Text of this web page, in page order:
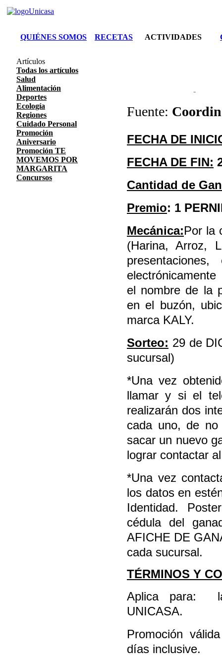
QUIÉNES SOMOS RECETAS ACTIVIDADES
Artículos
Todas los artículos
Salud
Alimentación
Deportes
Ecología
Regiones
Cuidado Personal
Promoción
Aniversario
Promoción TE
MOVEMOS POR
MARGARITA
Concursos
-
Fuente:
FECHA DE
FECHA DE FIN:
Cantidad de
Premio: 1
Mecánica:Por la
(Harina, Arroz,
el nombre de la
en el buzón,
marca KALY.
Sorteo: 29 de
sucursal)
*Una vez
llamar y si el
realizarán dos
cada uno, de no
sacar un nuevo
lograr contactar
*Una vez
los datos en
Identidad.
cédula del
AFICHE DE
cada sucursal.
TÉRMINOS Y
Aplica para:
UNICASA.
Promoción
días inclusive.